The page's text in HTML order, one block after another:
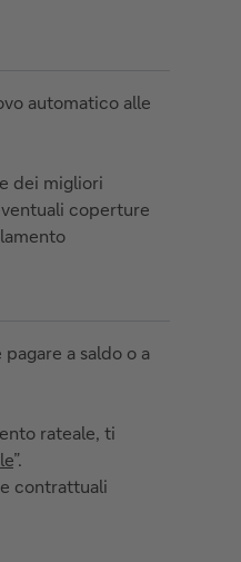
automatico alle
dei migliori
coperture
a saldo o a
rateale, ti
”.
contrattuali